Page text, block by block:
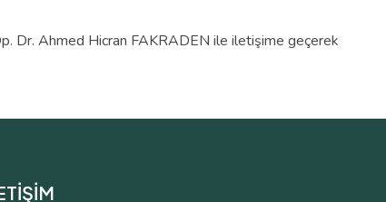
Dr. Ahmed Hicran FAKRADEN ile iletişime geçerek